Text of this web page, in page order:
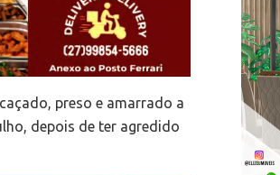
preso e amarrado a
depois de ter agredido